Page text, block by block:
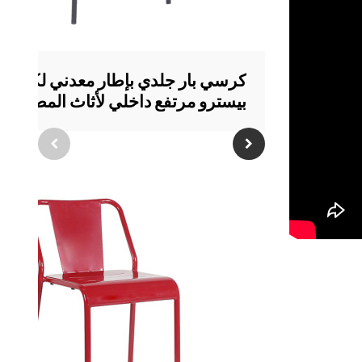
كرسي بار جلدي بإطار معدني
بيسترو مرتفع داخلي لأثاث المطاعم